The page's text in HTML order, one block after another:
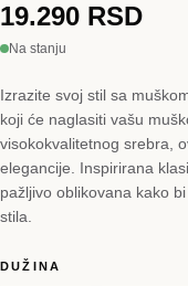
19.290 RSD
Na stanju
Izrazite svoj stil sa
koji će naglasiti vašu
visokokvalitetnog srebra,
elegancije. Inspirirana
pažljivo oblikovana kako
stila.
DUŽINA